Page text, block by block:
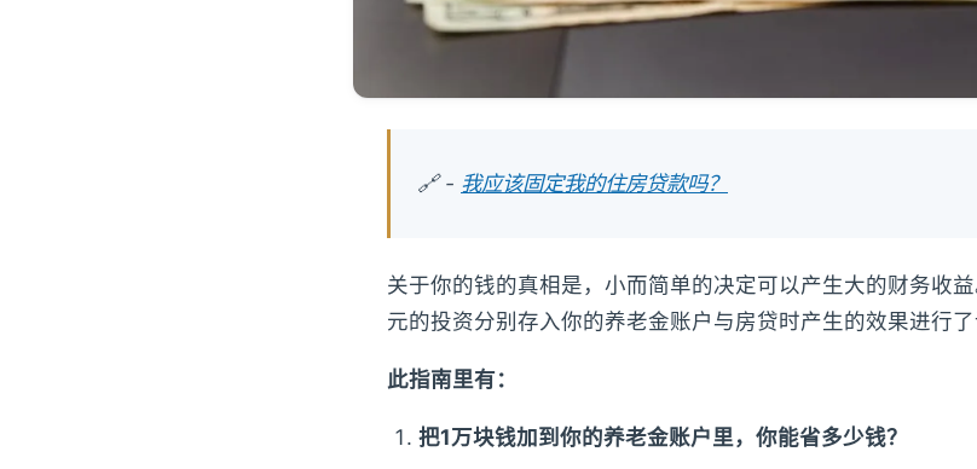
🔗 - 我应该固定我的住房贷款吗？
关于你的钱的真相是，小而简单的决定可以产生大的财务收
元的投资分别存入你的养老金账户与房贷时产生的效果进行了
此指南里有：
把1万块钱加到你的养老金账户里，你能省多少钱？